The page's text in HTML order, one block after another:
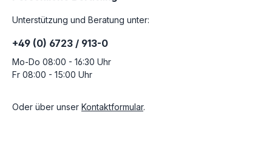
Unterstützung und Beratung unter:
+49 (0) 6723 / 913-0
Mo-Do 08:00 - 16:30 Uhr
Fr 08:00 - 15:00 Uhr
Oder über unser Kontaktformular.